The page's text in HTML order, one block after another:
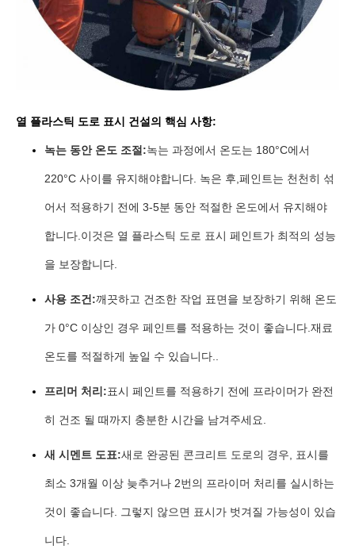
열 플라스틱 도로 표시 건설의 핵심 사항:
녹는 동안 온도 조절:녹는 과정에서 온도는 180°C에서
220°C 사이를 유지해야합니다. 녹은 후,페인트는 천천히 섞
어서 적용하기 전에 3-5분 동안 적절한 온도에서 유지해야
합니다.이것은 열 플라스틱 도로 표시 페인트가 최적의 성능
을 보장합니다.
사용 조건:깨끗하고 건조한 작업 표면을 보장하기 위해 온도
가 0°C 이상인 경우 페인트를 적용하는 것이 좋습니다.재료
온도를 적절하게 높일 수 있습니다..
프리머 처리:표시 페인트를 적용하기 전에 프라이머가 완전
히 건조 될 때까지 충분한 시간을 남겨주세요.
새 시멘트 도표:새로 완공된 콘크리트 도로의 경우, 표시를
최소 3개월 이상 늦추거나 2번의 프라이머 처리를 실시하는
것이 좋습니다. 그렇지 않으면 표시가 벗겨질 가능성이 있습
니다.